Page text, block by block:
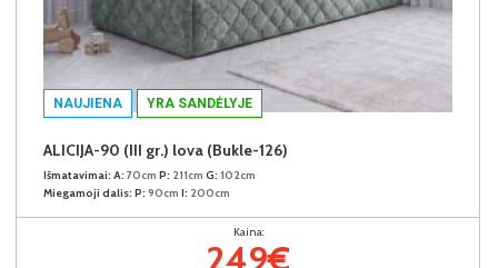
NAUJIENA YRA SANDĖLYJE
ALICIJA-90 (III gr.) lova (Bukle-126)
Išmatavimai: A: 70cm P: 211cm G: 102cm
Miegamoji dalis: P: 90cm I: 200cm
Kaina:
249€